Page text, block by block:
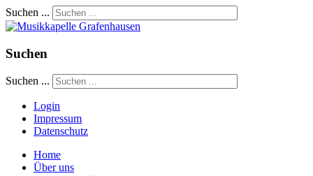
Suchen ...
Suchen
Suchen ...
Login
Impressum
Datenschutz
Home
Über uns